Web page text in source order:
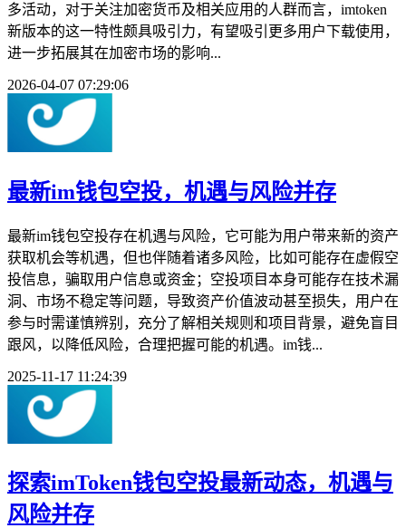
多活动，对于关注加密货币及相关应用的人群而言，imtoken
新版本的这一特性颇具吸引力，有望吸引更多用户下载使用，
进一步拓展其在加密市场的影响...
2026-04-07 07:29:06
最新im钱包空投，机遇与风险并存
最新im钱包空投存在机遇与风险，它可能为用户带来新的资产
获取机会等机遇，但也伴随着诸多风险，比如可能存在虚假空
投信息，骗取用户信息或资金；空投项目本身可能存在技术漏
洞、市场不稳定等问题，导致资产价值波动甚至损失，用户在
参与时需谨慎辨别，充分了解相关规则和项目背景，避免盲目
跟风，以降低风险，合理把握可能的机遇。im钱...
2025-11-17 11:24:39
探索imToken钱包空投最新动态，机遇与
风险并存